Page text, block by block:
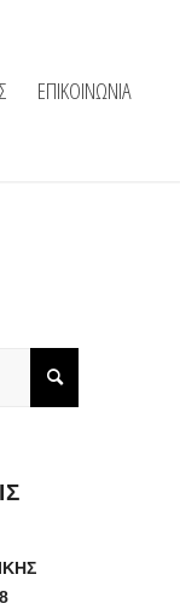
ΕΠΙΚΟΙΝΩΝΙΑ